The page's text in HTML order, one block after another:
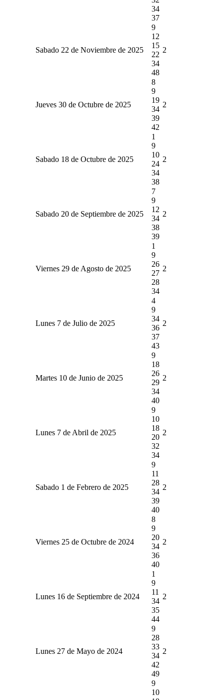
34
37
Sabado 22 de Noviembre de 2025
9
12
15
22
34
48
2
Jueves 30 de Octubre de 2025
8
9
19
34
39
42
2
Sabado 18 de Octubre de 2025
1
9
10
24
34
38
2
Sabado 20 de Septiembre de 2025
7
9
12
34
38
39
2
Viernes 29 de Agosto de 2025
1
9
26
27
28
34
2
Lunes 7 de Julio de 2025
4
9
34
36
37
43
2
Martes 10 de Junio de 2025
9
18
26
29
34
40
2
Lunes 7 de Abril de 2025
9
10
18
20
32
34
2
Sabado 1 de Febrero de 2025
9
11
28
34
39
40
2
Viernes 25 de Octubre de 2024
8
9
20
34
36
40
2
Lunes 16 de Septiembre de 2024
1
9
11
34
35
44
2
Lunes 27 de Mayo de 2024
9
28
33
34
42
49
2
9
10